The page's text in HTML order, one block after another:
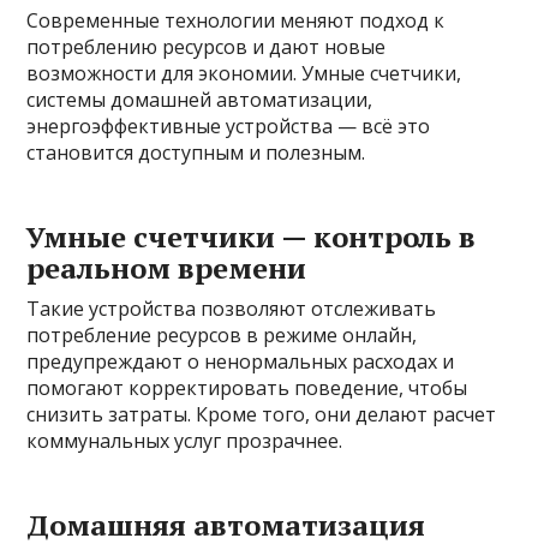
Современные технологии меняют подход к
потреблению ресурсов и дают новые
возможности для экономии. Умные счетчики,
системы домашней автоматизации,
энергоэффективные устройства — всё это
становится доступным и полезным.
Умные счетчики — контроль в
реальном времени
Такие устройства позволяют отслеживать
потребление ресурсов в режиме онлайн,
предупреждают о ненормальных расходах и
помогают корректировать поведение, чтобы
снизить затраты. Кроме того, они делают расчет
коммунальных услуг прозрачнее.
Домашняя автоматизация